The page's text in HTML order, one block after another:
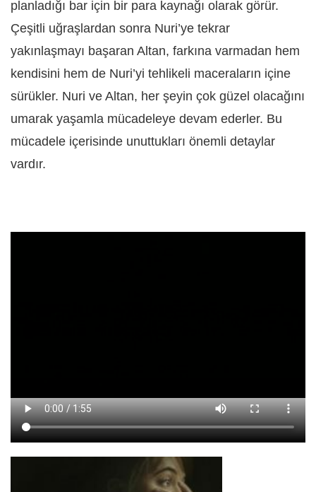
planladığı bar için bir para kaynağı olarak görür.
Çeşitli uğraşlardan sonra Nuri’ye tekrar
yakınlaşmayı başaran Altan, farkına varmadan hem
kendisini hem de Nuri’yi tehlikeli maceraların içine
sürükler. Nuri ve Altan, her şeyin çok güzel olacağını
umarak yaşamla mücadeleye devam ederler. Bu
mücadele içerisinde unuttukları önemli detaylar
vardır.